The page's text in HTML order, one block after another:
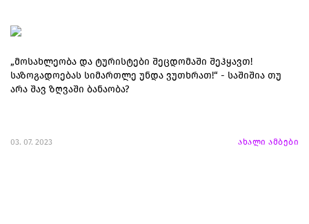
„მოსახლეობა და ტურისტები შეცდომაში შეჰყავთ!
საზოგადოებას სიმართლე უნდა ვუთხრათ!“ - საშიშია თუ
არა შავ ზღვაში ბანაობა?
03. 07. 2023 ახალი ამბები